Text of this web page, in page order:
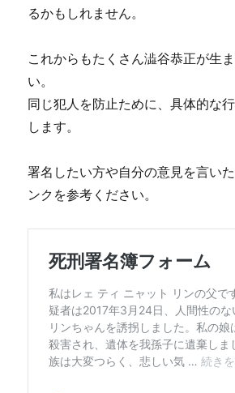
るかもしれません。
これからもたくさん澁谷恭正が生
い。
同じ犯人を防止ために、具体的な
します。
署名したい方や自分の意見を言い
ンクを参考ください。